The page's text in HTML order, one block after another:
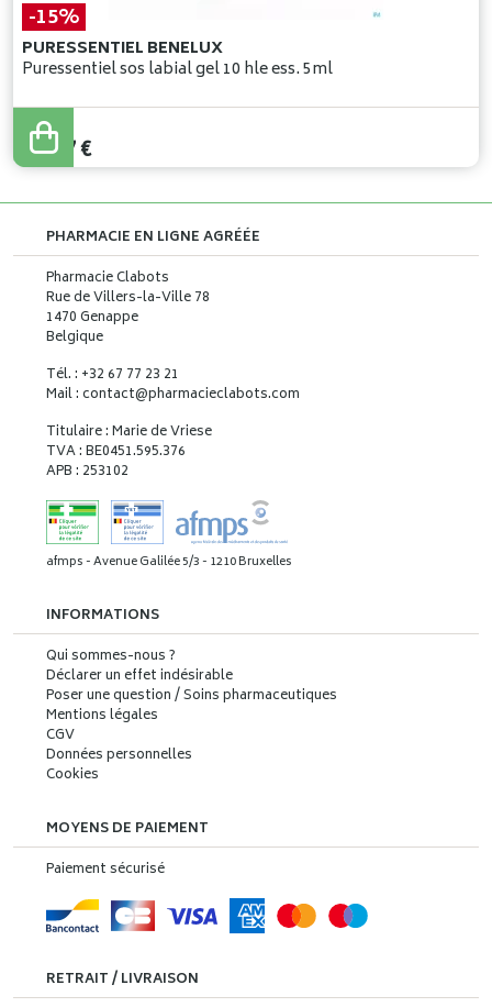
-15%
PURESSENTIEL BENELUX
Puressentiel sos labial gel 10 hle ess. 5ml
13,50
11,47€
PHARMACIE EN LIGNE AGRÉÉE
Pharmacie Clabots
Rue de Villers-la-Ville 78
1470 Genappe
Belgique
Tél. : +32 67 77 23 21
Mail : contact@pharmacieclabots.com
Titulaire : Marie de Vriese
TVA : BE0451.595.376
APB : 253102
afmps - Avenue Galilée 5/3 - 1210 Bruxelles
INFORMATIONS
Qui sommes-nous ?
Déclarer un effet indésirable
Poser une question / Soins pharmaceutiques
Mentions légales
CGV
Données personnelles
Cookies
MOYENS DE PAIEMENT
Paiement sécurisé
RETRAIT / LIVRAISON